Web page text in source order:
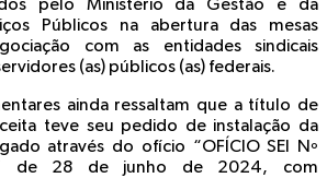
pelo Ministério da Gestão e da
Públicos na abertura das mesas
com as entidades sindicais
(as) públicos (as) federais.
ainda ressaltam que a título de
teve seu pedido de instalação da
através do ofício “OFÍCIO SEI Nº
de 28 de junho de 2024, com